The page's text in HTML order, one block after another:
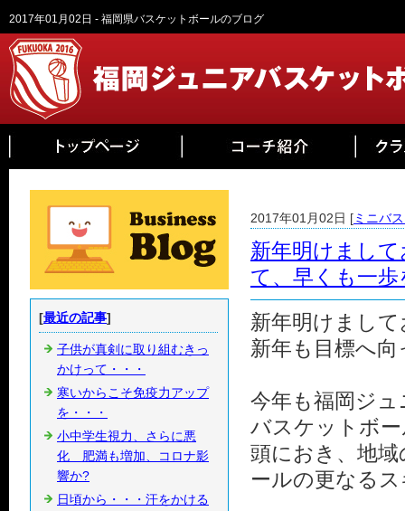
2017年01月02日 - 福岡県バスケットボールのブログ
2017年01月02日 [ミニバ
新年明けまし
て、早くも一
新年明けまし
新年も目標へ
今年も福岡ジュ
バスケットボ
頭におき、地
ールの更なる
[最近の記事]
子供が真剣に取り組むきっ
かけって・・・
寒いからこそ免疫力アップ
を・・・
小中学生視力、さらに悪
化 肥満も増加、コロナ影
響か?
日頃から・・・汗をかける